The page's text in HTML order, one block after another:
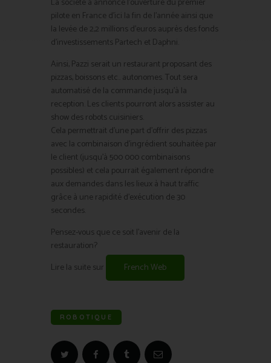
La société a annoncé l’ouverture du premier
pilote en France d’ici la fin de l’année ainsi que
la levée de 2,2 millions d’euros auprès des fonds
d’investissements Partech et Daphni.
Ainsi, Pazzi serait un restaurant proposant des
pizzas, boissons etc.. autonomes. Tout sera
automatisé de la commande jusqu’à la
reception. Les clients pourront alors assister au
show des robots cuisiniers.
Cela permettrait d’une part d’offrir des pizzas
avec la combinaison d’ingrédient souhaitée par
le client (jusqu’à 500 000 combinaisons
possibles) et cela pourrait également répondre
aux demandes dans les lieux à haut traffic
grâce à une rapidité d’exécution de 30
secondes.
Pensez-vous que ce soit l’avenir de la
restauration?
Lire la suite sur
French Web
ROBOTIQUE